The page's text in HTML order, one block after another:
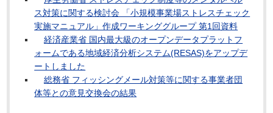
ス対策に関する検討会 「小規模事業場ストレスチェック
実施マニュアル」作成ワーキンググループ 第1回資料
経済産業省 国内最大級のオープンデータプラットフ
ォームである地域経済分析システム(RESAS)をアップデ
ートしました
総務省 フィッシングメール対策等に関する事業者団
体等との意見交換会の結果